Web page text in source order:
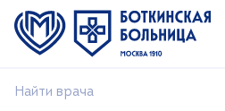
Пациентам
Найти врача